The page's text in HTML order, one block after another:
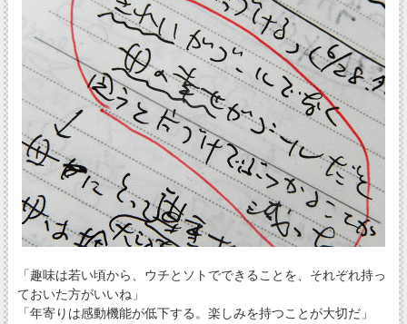
「趣味は若い頃から、ウチとソトでできることを、それぞれ持っ
ておいた方がいいね」
「年寄りは感動機能が低下する。楽しみを持つことが大切だ」